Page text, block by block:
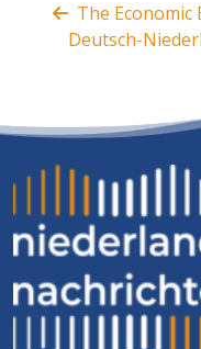
The Economic
Deutsch-